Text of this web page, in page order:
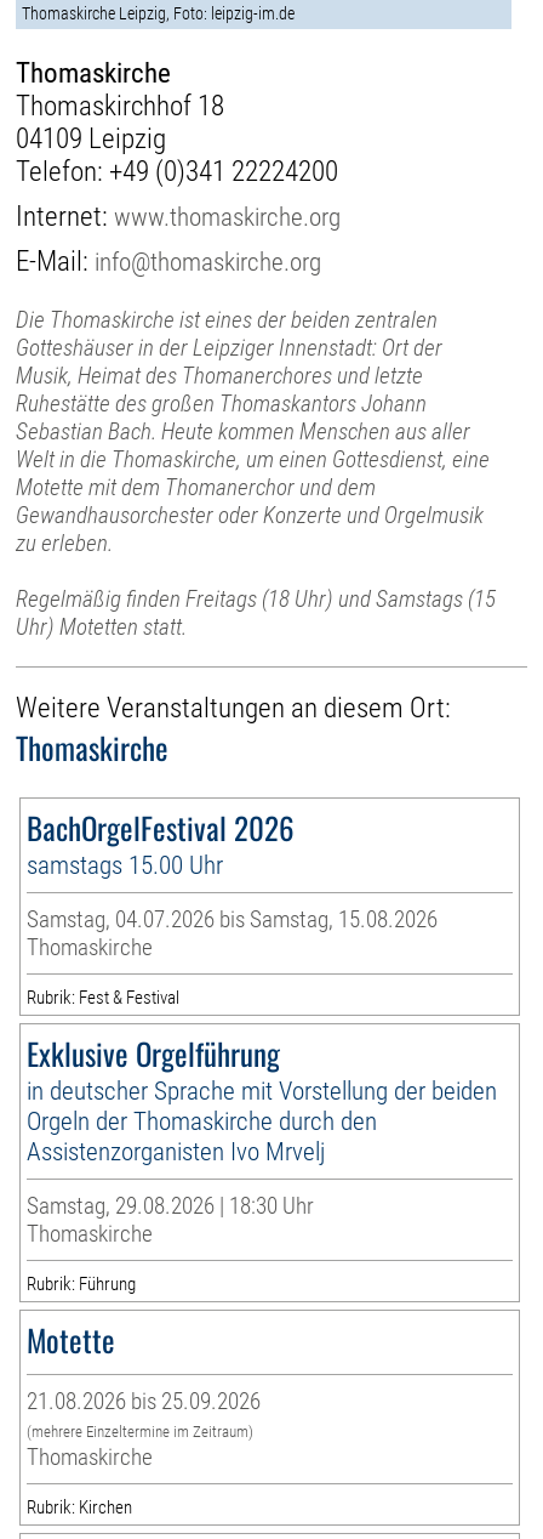
Thomaskirche Leipzig, Foto: leipzig-im.de
Thomaskirche
Thomaskirchhof 18
04109 Leipzig
Telefon: +49 (0)341 22224200
Internet:www.thomaskirche.org
E-Mail: info@thomaskirche.org
Die Thomaskirche ist eines der beiden zentralen
Gotteshäuser in der Leipziger Innenstadt: Ort der
Musik, Heimat des Thomanerchores und letzte
Ruhestätte des großen Thomaskantors Johann
Sebastian Bach. Heute kommen Menschen aus aller
Welt in die Thomaskirche, um einen Gottesdienst, eine
Motette mit dem Thomanerchor und dem
Gewandhausorchester oder Konzerte und Orgelmusik
zu erleben.
Regelmäßig finden Freitags (18 Uhr) und Samstags (15
Uhr) Motetten statt.
Weitere Veranstaltungen an diesem Ort:
Thomaskirche
BachOrgelFestival 2026
samstags 15.00 Uhr
Samstag, 04.07.2026 bis Samstag, 15.08.2026
Thomaskirche
Rubrik: Fest & Festival
Exklusive Orgelführung
in deutscher Sprache mit Vorstellung der beiden
Orgeln der Thomaskirche durch den
Assistenzorganisten Ivo Mrvelj
Samstag, 29.08.2026 | 18:30 Uhr
Thomaskirche
Rubrik: Führung
Motette
21.08.2026 bis 25.09.2026
(mehrere Einzeltermine im Zeitraum)
Thomaskirche
Rubrik: Kirchen